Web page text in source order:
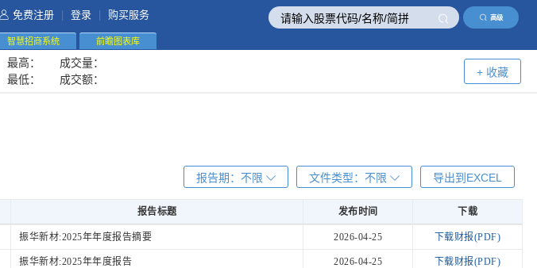
高级
免费注册 登录 购买服务
智慧招商系统 前瞻图表库
最高：
成交量：
最低： 成交额：
+ 收藏
导出到EXCEL
文件类型： 不限
报告期： 不限
报告标题 发布时间
下载
报告标题 发布时间 下载
振华新材:2025年年度报告摘要 2026-04-25 下载财报(PDF)
振华新材:2025年年度报告 2026-04-25 下载财报(PDF)